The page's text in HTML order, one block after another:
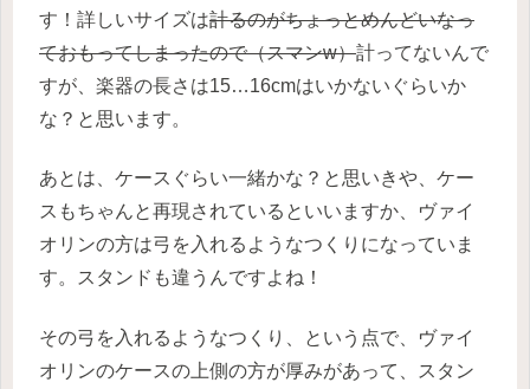
す！詳しいサイズは計るのがちょっとめんどいなっ
ておもってしまったので（スマンw）計ってないんで
すが、楽器の長さは15…16cmはいかないぐらいか
な？と思います。
あとは、ケースぐらい一緒かな？と思いきや、ケー
スもちゃんと再現されているといいますか、ヴァイ
オリンの方は弓を入れるようなつくりになっていま
す。スタンドも違うんですよね！
その弓を入れるようなつくり、という点で、ヴァイ
オリンのケースの上側の方が厚みがあって、スタン